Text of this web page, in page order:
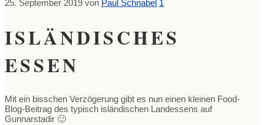
25. September 2019 von Paul Schnabel 1
ISLÄNDISCHES
ESSEN
Mit ein bisschen Verzögerung gibt es nun einen kleinen Food-
Blog-Beitrag des typisch isländischen Landessens auf
Gunnarstadir 🙂